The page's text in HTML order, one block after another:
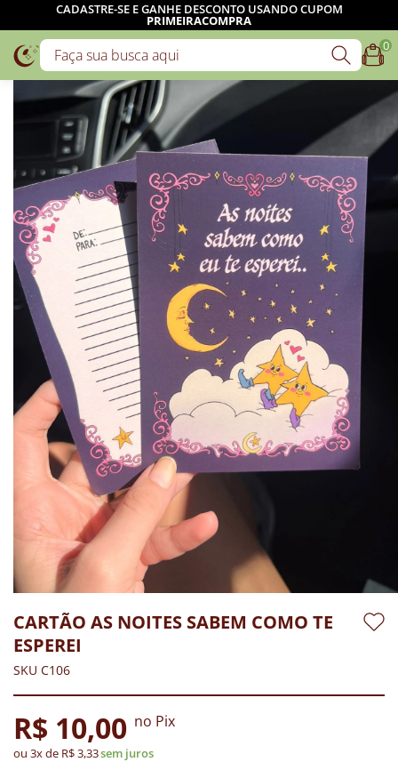
CADASTRE-SE E GANHE DESCONTO USANDO CUPOM
PRIMEIRACOMPRA
0
CARTÃO AS NOITES SABEM COMO TE
ESPEREI
SKU C106
R$ 10,00 no Pix
ou 3x de R$ 3,33sem juros